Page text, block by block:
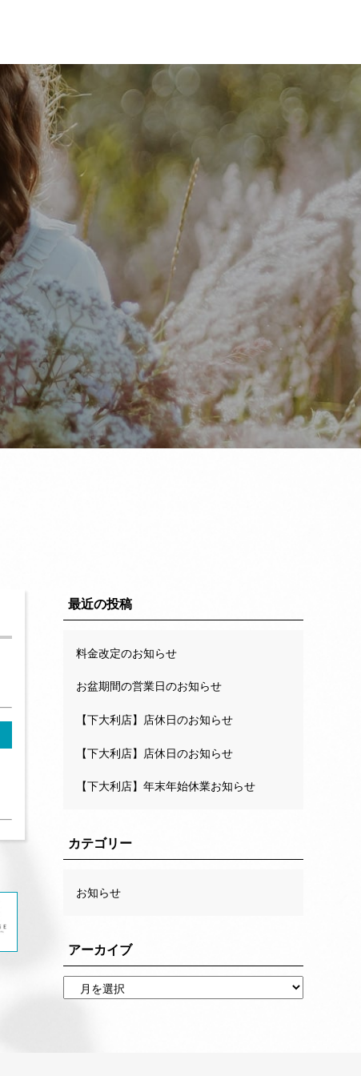
最近の投稿
料金改定のお知らせ
お盆期間の営業日のお知らせ
【下大利店】店休日のお知らせ
【下大利店】店休日のお知らせ
【下大利店】年末年始休業お知らせ
カテゴリー
お知らせ
アーカイブ